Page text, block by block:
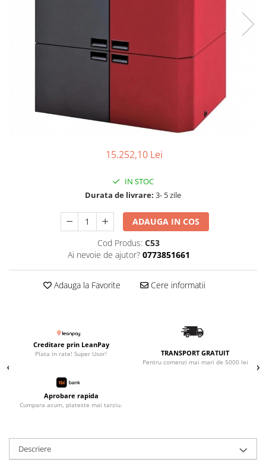
15.252,10 Lei
IN STOC
Durata de livrare: 3- 5 zile
ADAUGA IN COS
Cod Produs: C53
Ai nevoie de ajutor? 0773851661
Adauga la Favorite Cere informatii
Creditare prin LeanPay
Plata in rate! Super Usor! TRANSPORT GRATUIT
Pentru comenzi mai mari de 5000 lei
Aprobare rapida
Cumpara acum, plateste mai tarziu.
Descriere